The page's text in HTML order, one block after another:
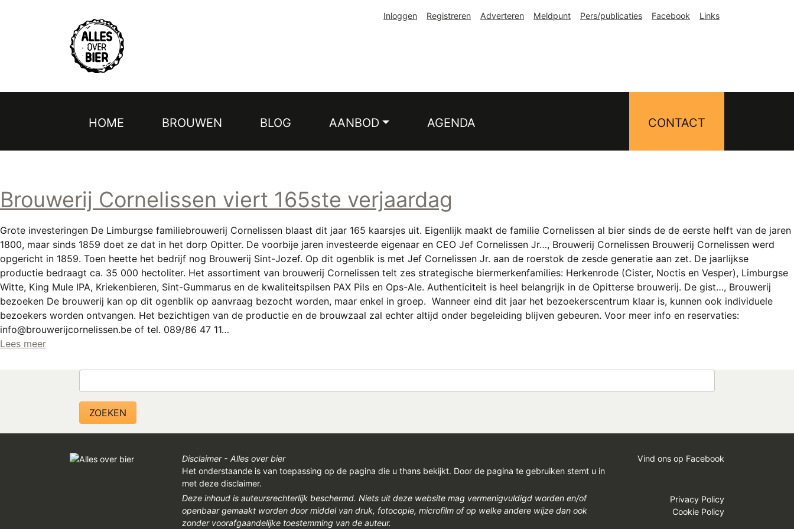
Inloggen Registreren Adverteren Meldpunt Pers/publicaties Facebook Links
Hoofdnavigatie
HOME BROUWEN BLOG AANBOD AGENDA CONTACT
Brouwerij Cornelissen viert 165ste verjaardag
Grote investeringen De Limburgse familiebrouwerij Cornelissen blaast dit jaar 165 kaarsjes uit. Eigenlijk maakt de familie Cornelissen al bier sinds de de eerste helft van de jaren
1800, maar sinds 1859 doet ze dat in het dorp Opitter. De voorbije jaren investeerde eigenaar en CEO Jef Cornelissen Jr…, Brouwerij Cornelissen Brouwerij Cornelissen werd
opgericht in 1859. Toen heette het bedrijf nog Brouwerij Sint-Jozef. Op dit ogenblik is met Jef Cornelissen Jr. aan de roerstok de zesde generatie aan zet. De jaarlijkse
productie bedraagt ca. 35 000 hectoliter. Het assortiment van brouwerij Cornelissen telt zes strategische biermerkenfamilies: Herkenrode (Cister, Noctis en Vesper), Limburgse
Witte, King Mule IPA, Kriekenbieren, Sint-Gummarus en de kwaliteitspilsen PAX Pils en Ops-Ale. Authenticiteit is heel belangrijk in de Opitterse brouwerij. De gist…, Brouwerij
bezoeken De brouwerij kan op dit ogenblik op aanvraag bezocht worden, maar enkel in groep. ​ Wanneer eind dit jaar het bezoekerscentrum klaar is, kunnen ook individuele
bezoekers worden ontvangen. Het bezichtigen van de productie en de brouwzaal zal echter altijd onder begeleiding blijven gebeuren. Voor meer info en reservaties:
info@brouwerijcornelissen.be of tel. 089/86 47 11…
Lees meer
Disclaimer - Alles over bier
Het onderstaande is van toepassing op de pagina die u thans bekijkt. Door de pagina te gebruiken stemt u in
met deze disclaimer.
Deze inhoud is auteursrechterlijk beschermd. Niets uit deze website mag vermenigvuldigd worden en/of
openbaar gemaakt worden door middel van druk, fotocopie, microfilm of op welke andere wijze dan ook
zonder voorafgaandelijke toestemming van de auteur.
Vind ons op Facebook
Privacy Policy
Cookie Policy